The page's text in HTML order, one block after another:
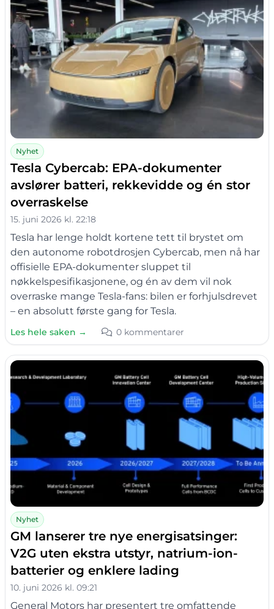
Nyhet
Tesla Cybercab: EPA-dokumenter
avslører batteri, rekkevidde og én stor
overraskelse
15. juni 2026 kl. 22:18
Tesla har lenge holdt kortene tett til brystet om
den autonome robotdrosjen Cybercab, men nå har
offisielle EPA-dokumenter sluppet til
nøkkelspesifikasjonene, og én av dem vil nok
overraske mange Tesla-fans: bilen er forhjulsdrevet
– en absolutt første gang for Tesla.
Les hele saken → 0 kommentarer
Nyhet
GM lanserer tre nye energisatsinger:
V2G uten ekstra utstyr, natrium-ion-
batterier og enklere lading
10. juni 2026 kl. 09:21
General Motors har presentert tre omfattende